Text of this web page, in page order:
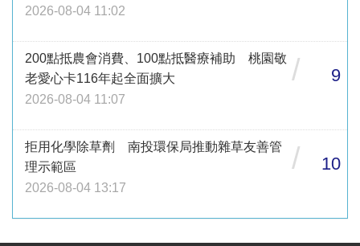
2026-08-04 11:02
200點抵農會消費、100點抵醫療補助 桃園敬
老愛心卡116年起全面擴大
2026-08-04 11:07
/ 9
拒用化學除草劑 南投環保局推動雜草友善管
理示範區
2026-08-04 13:17
/ 10